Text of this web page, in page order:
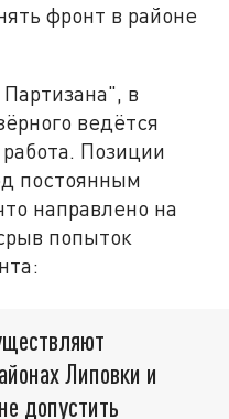
фронт в районе
в
ведётся
Позиции
постоянным
направлено на
попыток
Липовки и
допустить